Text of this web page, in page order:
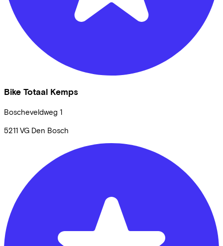
Bike Totaal Kemps
Boscheveldweg 1
5211 VG Den Bosch